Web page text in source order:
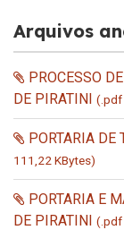
Arquivos
PROCESSO
DE PIRATINI (.pdf
PORTARIA DE
111,22 KBytes)
PORTARIA E
DE PIRATINI (.pdf